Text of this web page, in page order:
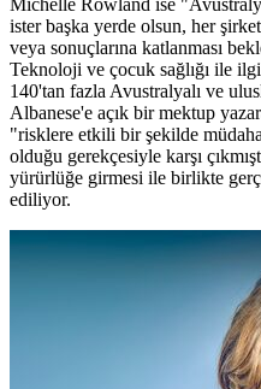
Michelle Rowland ise
ister başka yerde olsun, her
veya sonuçlarına katlanması
Teknoloji ve çocuk sağlığı ile
140'tan fazla Avustralyalı ve
Albanese'e açık bir mektup
"risklere etkili bir şekilde
olduğu gerekçesiyle karşı
yürürlüğe girmesi ile birlikte
ediliyor.